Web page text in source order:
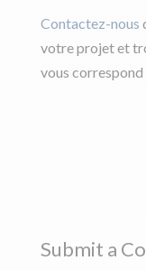
Contactez-nous
votre projet et
vous
Submit a